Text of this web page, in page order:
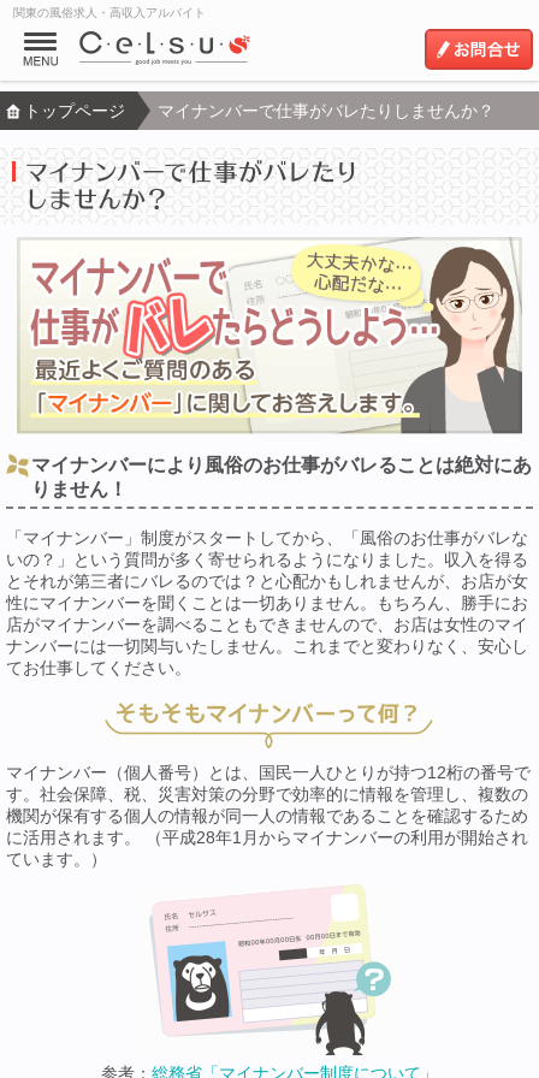
関東の風俗求人・高収入アルバイト
トップページ マイナンバーで仕事がバレたりしませんか？
マイナンバーにより風俗のお仕事がバレることは絶対にあ
りません！
「マイナンバー」制度がスタートしてから、「風俗のお仕事がバレな
いの？」という質問が多く寄せられるようになりました。収入を得る
とそれが第三者にバレるのでは？と心配かもしれませんが、お店が女
性にマイナンバーを聞くことは一切ありません。もちろん、勝手にお
店がマイナンバーを調べることもできませんので、お店は女性のマイ
ナンバーには一切関与いたしません。これまでと変わりなく、安心し
てお仕事してください。
マイナンバー（個人番号）とは、国民一人ひとりが持つ12桁の番号で
す。社会保障、税、災害対策の分野で効率的に情報を管理し、複数の
機関が保有する個人の情報が同一人の情報であることを確認するため
に活用されます。 （平成28年1月からマイナンバーの利用が開始され
ています。）
参考： 総務省「マイナンバー制度について」